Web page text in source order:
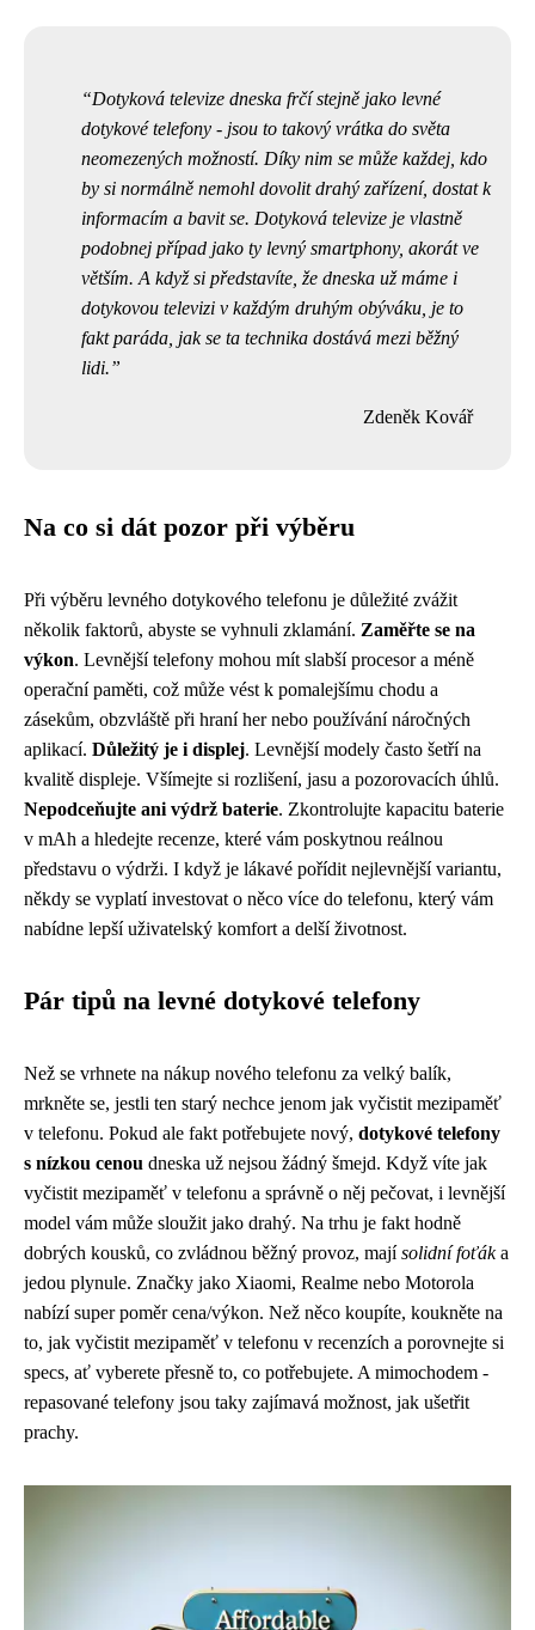
Dotyková televize dneska frčí stejně jako levné
dotykové telefony - jsou to takový vrátka do světa
neomezených možností. Díky nim se může každej, kdo
by si normálně nemohl dovolit drahý zařízení, dostat k
informacím a bavit se. Dotyková televize je vlastně
podobnej případ jako ty levný smartphony, akorát ve
větším. A když si představíte, že dneska už máme i
dotykovou televizi v každým druhým obýváku, je to
fakt paráda, jak se ta technika dostává mezi běžný
lidi.
Zdeněk Kovář
Na co si dát pozor při výběru
Při výběru levného dotykového telefonu je důležité zvážit
několik faktorů, abyste se vyhnuli zklamání. Zaměřte se na
výkon. Levnější telefony mohou mít slabší procesor a méně
operační paměti, což může vést k pomalejšímu chodu a
zásekům, obzvláště při hraní her nebo používání náročných
aplikací. Důležitý je i displej. Levnější modely často šetří na
kvalitě displeje. Všímejte si rozlišení, jasu a pozorovacích úhlů.
Nepodceňujte ani výdrž baterie. Zkontrolujte kapacitu baterie
v mAh a hledejte recenze, které vám poskytnou reálnou
představu o výdrži. I když je lákavé pořídit nejlevnější variantu,
někdy se vyplatí investovat o něco více do telefonu, který vám
nabídne lepší uživatelský komfort a delší životnost.
Pár tipů na levné dotykové telefony
Než se vrhnete na nákup nového telefonu za velký balík,
mrkněte se, jestli ten starý nechce jenom jak vyčistit mezipaměť
v telefonu. Pokud ale fakt potřebujete nový, dotykové telefony
s nízkou cenou dneska už nejsou žádný šmejd. Když víte jak
vyčistit mezipaměť v telefonu a správně o něj pečovat, i levnější
model vám může sloužit jako drahý. Na trhu je fakt hodně
dobrých kousků, co zvládnou běžný provoz, majísolidní foťáka
jedou plynule. Značky jako Xiaomi, Realme nebo Motorola
nabízí super poměr cena/výkon. Než něco koupíte, koukněte na
to, jak vyčistit mezipaměť v telefonu v recenzích a porovnejte si
specs, ať vyberete přesně to, co potřebujete. A mimochodem -
repasované telefony jsou taky zajímavá možnost, jak ušetřit
prachy.